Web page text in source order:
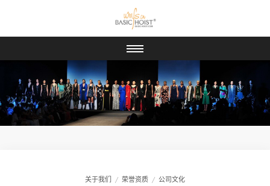
关于我们 荣誉资质 公司文化